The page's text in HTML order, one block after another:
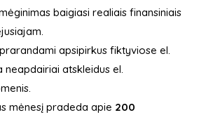
baigiasi realiais finansiniais
apsipirkus fiktyviose el.
atskleidus el.
mėnesį pradeda apie 200